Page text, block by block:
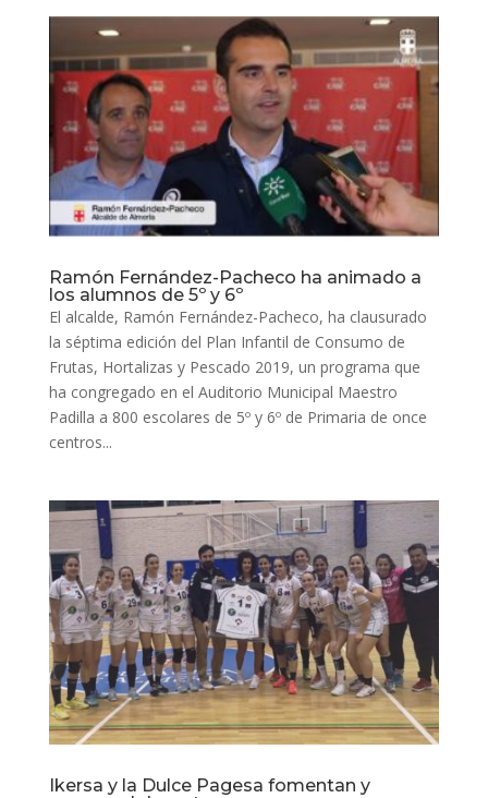
Ramón Fernández-Pacheco ha animado a
los alumnos de 5º y 6º
El alcalde, Ramón Fernández-Pacheco, ha clausurado
la séptima edición del Plan Infantil de Consumo de
Frutas, Hortalizas y Pescado 2019, un programa que
ha congregado en el Auditorio Municipal Maestro
Padilla a 800 escolares de 5º y 6º de Primaria de once
centros...
Ikersa y la Dulce Pagesa fomentan y